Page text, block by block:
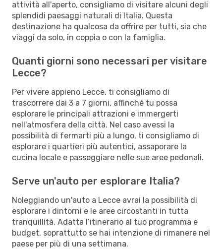
attività all'aperto, consigliamo di visitare alcuni degli
splendidi paesaggi naturali di Italia. Questa
destinazione ha qualcosa da offrire per tutti, sia che
viaggi da solo, in coppia o con la famiglia.
Quanti giorni sono necessari per visitare
Lecce?
Per vivere appieno Lecce, ti consigliamo di
trascorrere dai 3 a 7 giorni, affinché tu possa
esplorare le principali attrazioni e immergerti
nell'atmosfera della città. Nel caso avessi la
possibilità di fermarti più a lungo, ti consigliamo di
esplorare i quartieri più autentici, assaporare la
cucina locale e passeggiare nelle sue aree pedonali.
Serve un'auto per esplorare Italia?
Noleggiando un'auto a Lecce avrai la possibilità di
esplorare i dintorni e le aree circostanti in tutta
tranquillità. Adatta l’itinerario al tuo programma e
budget, soprattutto se hai intenzione di rimanere nel
paese per più di una settimana.